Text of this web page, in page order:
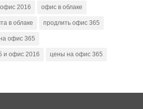
офис 2016 офис в облаке
в облаке продлить офис 365
офис 365
и офис 2016 цены на офис 365